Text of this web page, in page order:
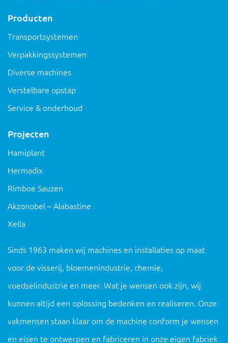
Producten
Transportsystemen
Verpakkingssystemen
Diverse machines
Verstelbare opstap
Service & onderhoud
Projecten
Hamiplant
Hermadix
Rimboe Sauzen
Akzonobel – Alabastine
Xella
Sinds 1963 maken wij machines en installaties op maat
voor de visserij, bloemenindustrie, chemie,
voedselindustrie en meer. Wat je wensen ook zijn, wij
kunnen altijd een oplossing bedenken en realiseren. Onze
vakmensen staan ​​klaar om de machine conform je wensen
en eisen te ontwerpen en fabriceren in onze eigen fabriek